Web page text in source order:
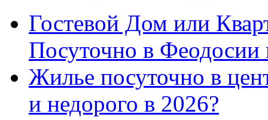
Гостевой Дом или
Посуточно в Феодосии
Жилье посуточно в
и недорого в 2026?